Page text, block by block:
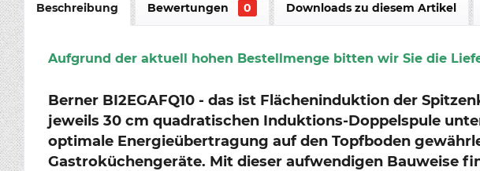
Beschreibung Bewertungen 0 Downloads zu diesem Artikel
Aufgrund der aktuell hohen Bestellmenge bitten wir Sie die
Berner BI2EGAFQ10 - das ist Flächeninduktion der
jeweils 30 cm quadratischen Induktions-Doppelspule
optimale Energieübertragung auf den Topfboden
Gastroküchengeräte. Mit dieser aufwendigen Bauweise